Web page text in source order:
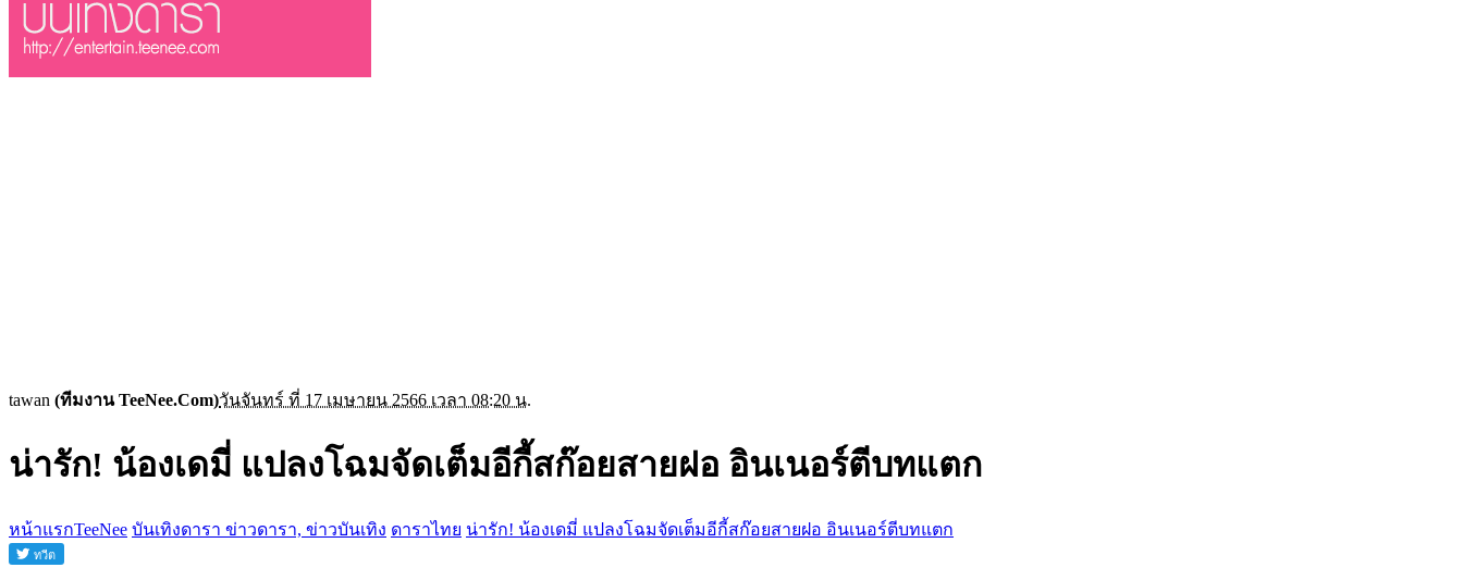
tawan (ทีมงาน TeeNee.Com)วันจันทร์ ที่ 17 เมษายน 2566 เวลา 08:20 น.
น่ารัก! น้องเดมี่ แปลงโฉมจัดเต็มอีกี้สก๊อยสายฝอ อินเนอร์ตีบทแตก
หน้าแรกTeeNee บันเทิงดารา ข่าวดารา, ข่าวบันเทิง ดาราไทย น่ารัก! น้องเดมี่ แปลงโฉมจัดเต็มอีกี้สก๊อยสายฝอ อินเนอร์ตีบทแตก